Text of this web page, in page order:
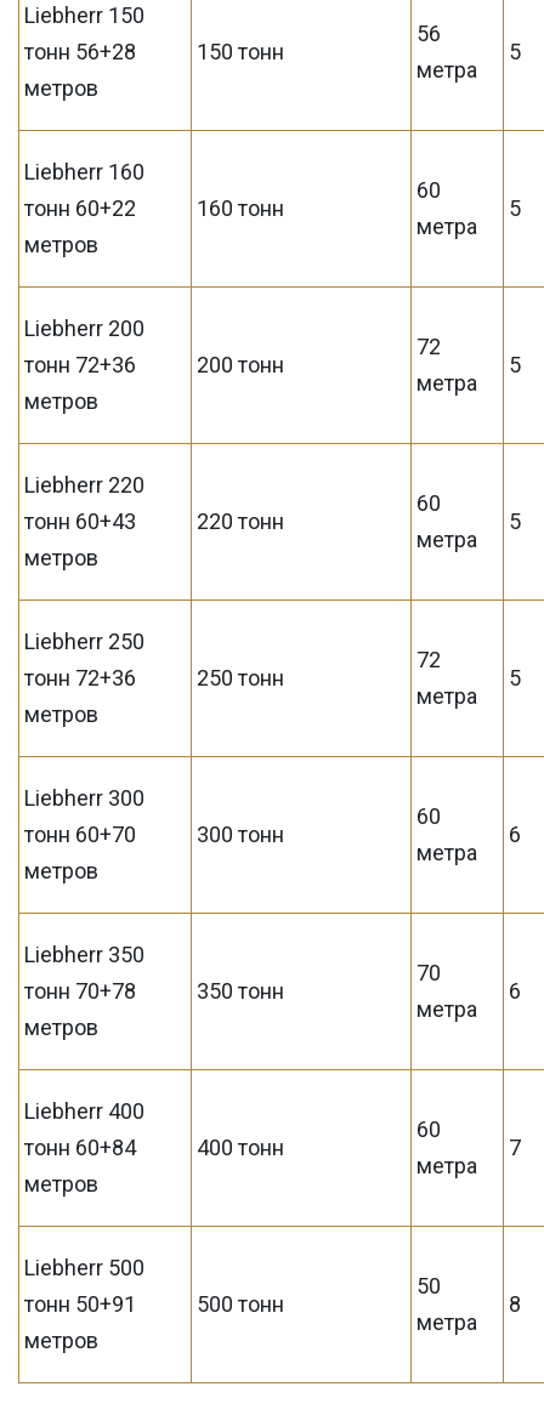
Liebherr 150
тонн 56+28
метров
150 тонн
56
метра
5
Liebherr 160
тонн 60+22
метров
160 тонн
60
метра
5
Liebherr 200
тонн 72+36
метров
200 тонн
72
метра
5
Liebherr 220
тонн 60+43
метров
220 тонн
60
метра
5
Liebherr 250
тонн 72+36
метров
250 тонн
72
метра
5
Liebherr 300
тонн 60+70
метров
300 тонн
60
метра
6
Liebherr 350
тонн 70+78
метров
350 тонн
70
метра
6
Liebherr 400
тонн 60+84
метров
400 тонн
60
метра
7
Liebherr 500
тонн 50+91
метров
500 тонн
50
метра
8